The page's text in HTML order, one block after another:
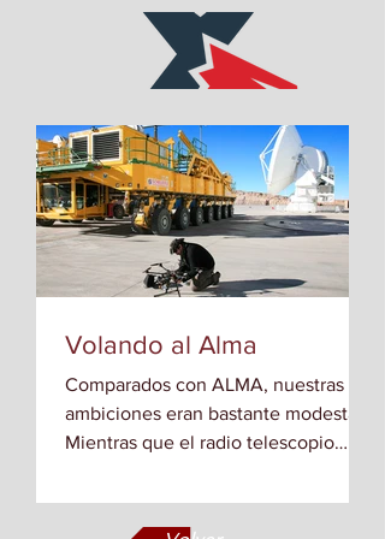
Volando al Alma
Comparados con ALMA, nuestras
ambiciones eran bastante modestas.
Mientras que el radio telescopio
luz...